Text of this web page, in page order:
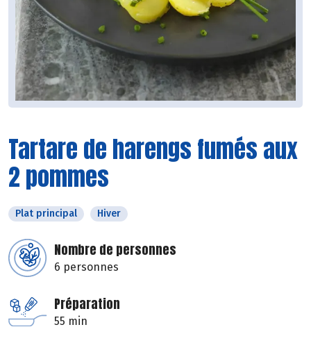
Tartare de harengs fumés aux
2 pommes
Plat principal Hiver
Nombre de personnes
6 personnes
Préparation
55 min